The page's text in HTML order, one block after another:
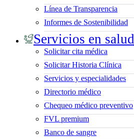
Línea de Transparencia
Informes de Sostenibilidad
Servicios en salud
Solicitar cita médica
Solicitar Historia Clínica
Servicios y especialidades
Directorio médico
Chequeo médico preventivo
FVL premium
Banco de sangre